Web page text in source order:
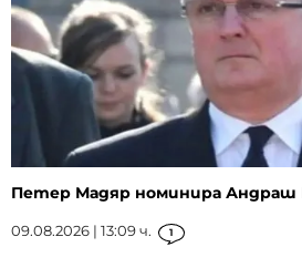
Петер Мадяр номинира Андраш
09.08.2026 | 13:09 ч. 1